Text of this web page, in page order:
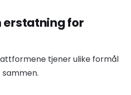
erstatning for
tjener ulike formål